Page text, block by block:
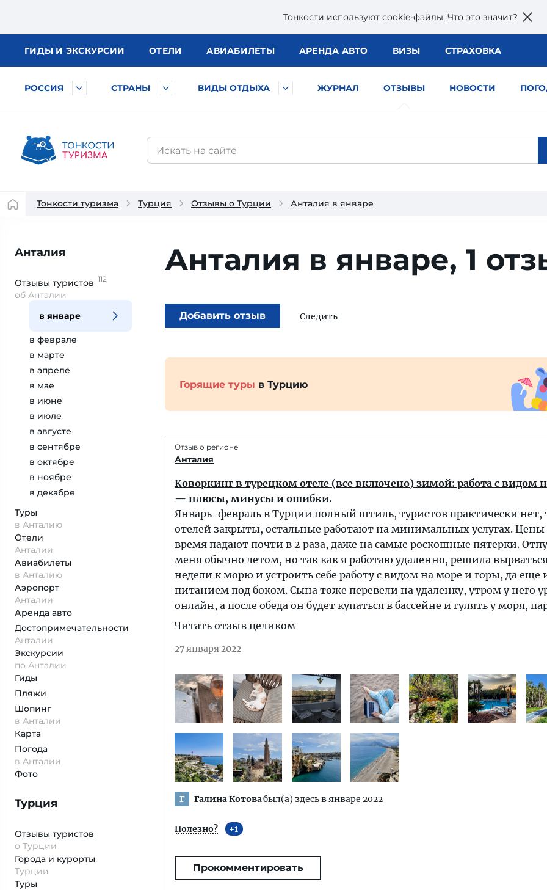
Тонкости используют сookie-файлы. Что это значит?
ГИДЫ И ЭКСКУРСИИ ОТЕЛИ АВИАБИЛЕТЫ АРЕНДА АВТО ВИЗЫ СТРАХОВКА
РОССИЯ СТРАНЫ ВИДЫ ОТДЫХА ЖУРНАЛ ОТЗЫВЫ НОВОСТИ
Тонкости туризма Турция Отзывы о Турции Анталия в январе
Анталия
Отзывы туристов 112
об Анталии
в январе
в феврале
в марте
в апреле
в мае
в июне
в июле
в августе
в сентябре
в октябре
в ноябре
в декабре
Туры
в Анталию
Отели
Анталии
Авиабилеты
в Анталию
Аэропорт
Анталии
Аренда авто
Достопримеча­тельности
Анталии
Экскурсии
по Анталии
Гиды
Пляжи
Шопинг
в Анталии
Карта
Погода
в Анталии
Фото
Турция
Отзывы туристов
о Турции
Города и курорты
Турции
Туры
Анталия в январе, 1
Добавить отзыв Следить
Горящие туры в Турцию
Отзыв о регионе
Анталия
Коворкинг в турецком отеле (все включено) зимой: работа с видом
— плюсы, минусы и ошибки.
Январь-февраль в Турции полный штиль, туристов практически нет,
отелей закрыты, остальные работают на минимальных услугах. Цены
время падают почти в 2 раза, даже на самые роскошные пятерки.
меня обычно летом, но так как я работаю удаленно, решила
недели к морю и устроить себе работу с видом на море и горы, да еще
питанием под боком. Сына тоже перевели на удаленку, утром у него
онлайн, а после обеда он будет купаться в бассейне и гулять у моря,
Читать отзыв целиком
27 января 2022
Г Галина Котовабыл(а) здесь в январе 2022
Полезно? 1
Прокомментировать